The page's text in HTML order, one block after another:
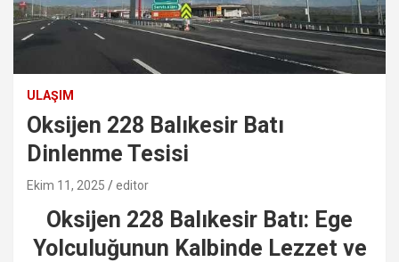
ULAŞIM
Oksijen 228 Balıkesir Batı
Dinlenme Tesisi
Ekim 11, 2025 editor
Oksijen 228 Balıkesir Batı: Ege
Yolculuğunun Kalbinde Lezzet ve